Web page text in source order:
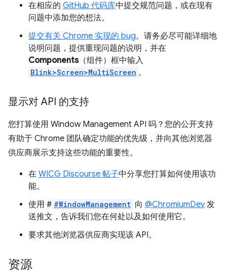
在相应的 GitHub 代码库中提交规范问题，或在现有
问题中添加您的想法。
提交有关 Chrome 实现的 bug。请务必尽可能详细地
说明问题，提供重现问题的说明，并在
Components（组件）框中输入
Blink>Screen>MultiScreen 。
显示对 API 的支持
您打算使用 Window Management API 吗？您的公开支持
有助于 Chrome 团队确定功能的优先级，并向其他浏览器
供应商展示支持这些功能的重要性。
在 WICG Discourse 帖子中分享您打算如何使用该功
能。
使用 # #WindowManagement 向 @ChromiumDev 发
送推文，告诉我们您在何处以及如何使用它。
要求其他浏览器供应商实现该 API。
资源